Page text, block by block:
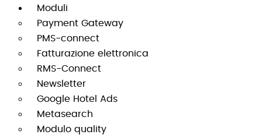
Moduli
Payment Gateway
PMS-connect
Fatturazione elettronica
RMS-Connect
Newsletter
Google Hotel Ads
Metasearch
Modulo quality